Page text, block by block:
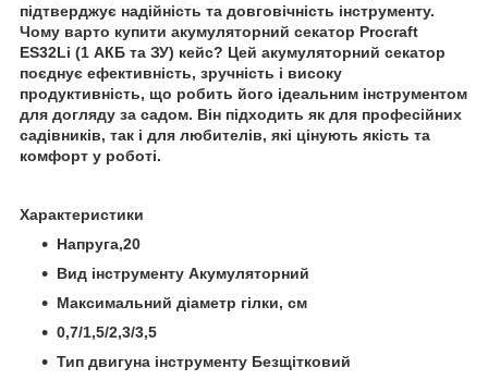
підтверджує надійність та довговічність інструменту.
Чому варто купити акумуляторний секатор Procraft
ES32Li (1 АКБ та ЗУ) кейс? Цей акумуляторний секатор
поєднує ефективність, зручність і високу
продуктивність, що робить його ідеальним інструментом
для догляду за садом. Він підходить як для професійних
садівників, так і для любителів, які цінують якість та
комфорт у роботі.
Характеристики
Напруга,20
Вид інструменту Акумуляторний
Максимальний діаметр гілки, см
0,7/1,5/2,3/3,5
Тип двигуна інструменту Безщітковий